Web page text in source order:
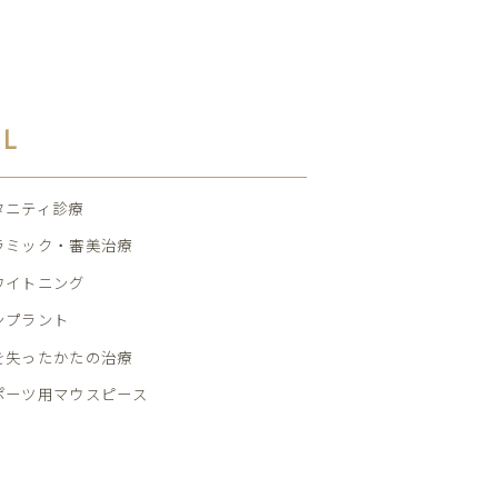
ニティ診療
ミック・審美治療
イトニング
プラント
失ったかたの治療
ーツ用マウスピース